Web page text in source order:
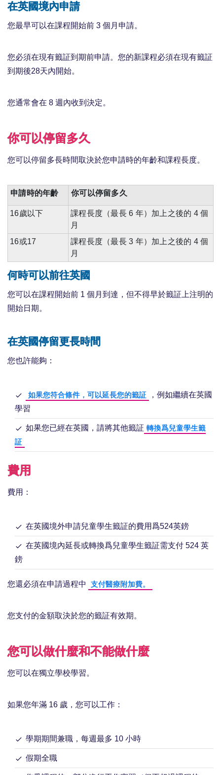
在英國境內申請
您最早可以在課程開始前 3 個月申請。
您必須在現有籤証到期前申請。您的新課程必須在現有籤証
到期後28天內開始。
您通常會在 8 週內收到決定。
你可以停留多久
您可以停留多長時間取決於您申請時的年齡和課程長度。
申請時的年齡 你可以停留多久
16歲以下
課程長度（最長 6 年）加上之後的 4 個
月
16或17
課程長度（最長 3 年）加上之後的 4 個
月
何時可以前往英國
您可以在課程開始前 1 個月到達，但不得早於籤証上注明的
開始日期。
在英國停留更長時間
您也許能夠：
如果您符合條件，可以延長您的籤証
，例如繼續在英國
學習
如果您已經在英國，請將其他籤証 轉換爲兒童學生籤
証
費用
費用：
在英國境外申請兒童學生籤証的費用爲524英鎊
在英國境內延長或轉換爲兒童學生籤証需支付 524 英
鎊
您還必須在申請過程中 支付醫療附加費。
您支付的金額取決於您的籤証有效期。
您可以做什麼和不能做什麼
您可以在獨立學校學習。
如果您年滿 16 歲，您可以工作：
學期期間兼職，每週最多 10 小時
假期全職